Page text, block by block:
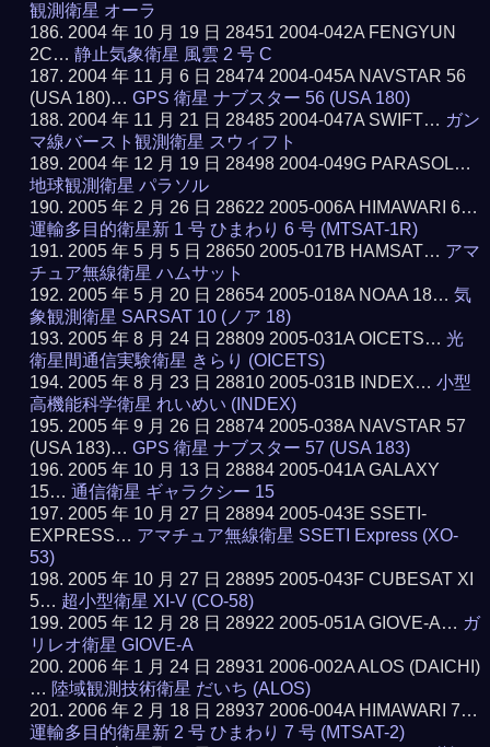
観測衛星 オーラ
2004 年 10 月 19 日 28451 2004-042A FENGYUN
2C…静止気象衛星 風雲 2 号 C
2004 年 11 月 6 日 28474 2004-045A NAVSTAR 56
(USA 180)…GPS 衛星 ナブスター 56 (USA 180)
2004 年 11 月 21 日 28485 2004-047A SWIFT… ガン
マ線バースト観測衛星 スウィフト
2004 年 12 月 19 日 28498 2004-049G PARASOL…
地球観測衛星 パラソル
2005 年 2 月 26 日 28622 2005-006A HIMAWARI 6…
運輸多目的衛星新 1 号 ひまわり 6 号 (MTSAT-1R)
2005 年 5 月 5 日 28650 2005-017B HAMSAT… アマ
チュア無線衛星 ハムサット
2005 年 5 月 20 日 28654 2005-018A NOAA 18…気
象観測衛星 SARSAT 10 (ノア 18)
2005 年 8 月 24 日 28809 2005-031A OICETS…光
衛星間通信実験衛星 きらり (OICETS)
2005 年 8 月 23 日 28810 2005-031B INDEX…小型
高機能科学衛星 れいめい (INDEX)
2005 年 9 月 26 日 28874 2005-038A NAVSTAR 57
(USA 183)…GPS 衛星 ナブスター 57 (USA 183)
2005 年 10 月 13 日 28884 2005-041A GALAXY
15…通信衛星 ギャラクシー 15
2005 年 10 月 27 日 28894 2005-043E SSETI-
EXPRESS… アマチュア無線衛星 SSETI Express (XO-
53)
2005 年 10 月 27 日 28895 2005-043F CUBESAT XI
5… 超小型衛星 XI-V (CO-58)
2005 年 12 月 28 日 28922 2005-051A GIOVE-A… ガ
リレオ衛星 GIOVE-A
2006 年 1 月 24 日 28931 2006-002A ALOS (DAICHI)
… 陸域観測技術衛星 だいち (ALOS)
2006 年 2 月 18 日 28937 2006-004A HIMAWARI 7…
運輸多目的衛星新 2 号 ひまわり 7 号 (MTSAT-2)